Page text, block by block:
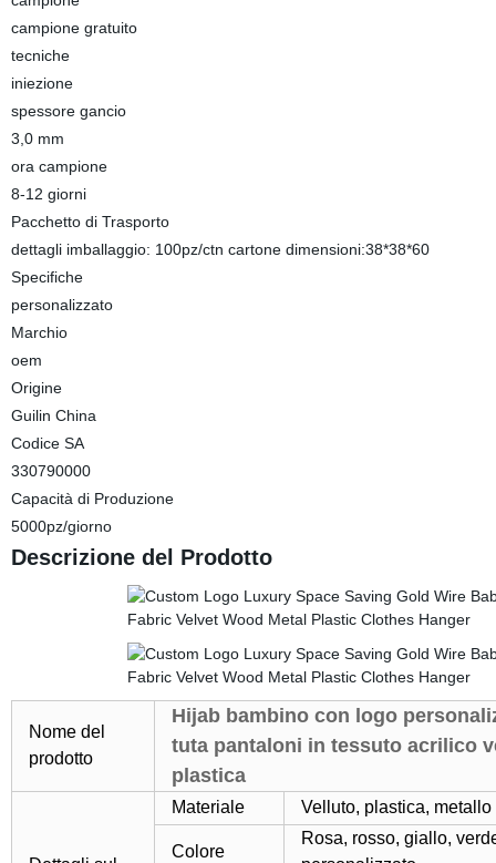
campione gratuito
tecniche
iniezione
spessore gancio
3,0 mm
ora campione
8-12 giorni
Pacchetto di Trasporto
dettagli imballaggio: 100pz/ctn cartone dimensioni:38*38*60
Specifiche
personalizzato
Marchio
oem
Origine
Guilin China
Codice SA
330790000
Capacità di Produzione
5000pz/giorno
Descrizione del Prodotto
Nome del
prodotto
Hijab bambino con logo
tuta pantaloni in tessuto acrilico
plastica
Materiale Velluto, plastica, metallo
Colore
Rosa, rosso, giallo,